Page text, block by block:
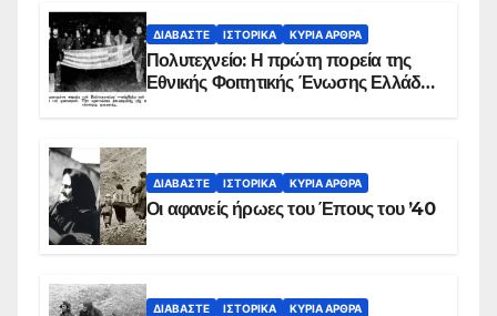
ΔΙΑΒΆΣΤΕ ΙΣΤΟΡΙΚΆ ΚΥΡΙΑ ΑΡΘΡΑ
Πολυτεχνείο: Η πρώτη πορεία της
Εθνικής Φοιτητικής Ένωσης Ελλάδος
ΔΙΑΒΆΣΤΕ ΙΣΤΟΡΙΚΆ ΚΥΡΙΑ ΑΡΘΡΑ
Οι αφανείς ήρωες του Έπους του ’40
ΔΙΑΒΆΣΤΕ ΙΣΤΟΡΙΚΆ ΚΥΡΙΑ ΑΡΘΡΑ